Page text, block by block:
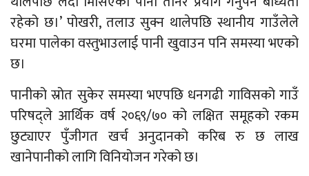
रहेको छ।’ पोखरी, तलाउ सुक्न थालेपछि स्थानीय गाउँलेले
घरमा पालेका वस्तुभाउलाई पानी खुवाउन पनि समस्या भएको
छ।
पानीको स्रोत सुकेर समस्या भएपछि धनगढी गाविसको गाउँ
परिषद्ले आर्थिक वर्ष २०६९/७० को लक्षित समूहको रकम
छुट्याएर पुँजीगत खर्च अनुदानको करिब रु छ लाख
खानेपानीको लागि विनियोजन गरेको छ।